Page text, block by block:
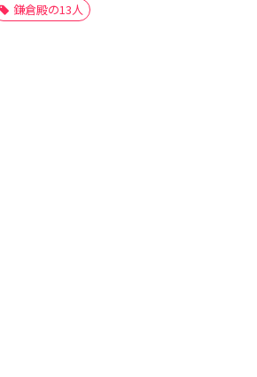
鎌倉殿の13人